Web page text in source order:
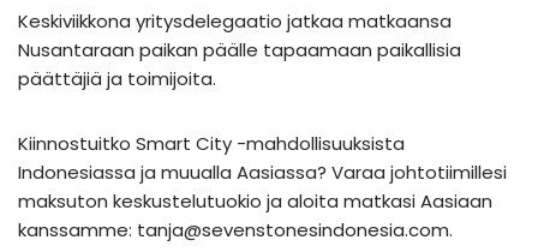
Keskiviikkona yritysdelegaatio jatkaa matkaansa
Nusantaraan paikan päälle tapaamaan paikallisia
päättäjiä ja toimijoita.
Kiinnostuitko Smart City -mahdollisuuksista
Indonesiassa ja muualla Aasiassa? Varaa johtotiimillesi
maksuton keskustelutuokio ja aloita matkasi Aasiaan
kanssamme: tanja@sevenstonesindonesia.com.